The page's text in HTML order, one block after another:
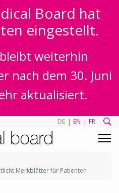
Board hat
eingestellt.
weiterhin
nach dem 30. Juni
aktualisiert.
DE | EN | FR
Merkblätter für Patienten